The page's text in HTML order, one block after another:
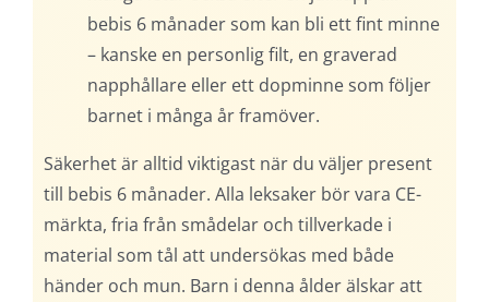
bebis 6 månader som kan bli ett fint minne
– kanske en personlig filt, en graverad
napphållare eller ett dopminne som följer
barnet i många år framöver.
Säkerhet är alltid viktigast när du väljer present
till bebis 6 månader. Alla leksaker bör vara CE-
märkta, fria från smådelar och tillverkade i
material som tål att undersökas med både
händer och mun. Barn i denna ålder älskar att